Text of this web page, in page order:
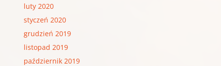
luty 2020
styczeń 2020
grudzień 2019
listopad 2019
październik 2019